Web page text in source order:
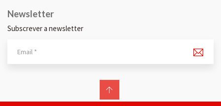
Newsletter
Subscrever a newsletter